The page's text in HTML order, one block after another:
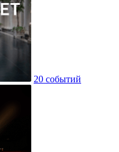
20 событий